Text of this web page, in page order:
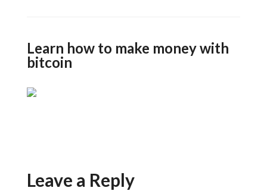
Learn how to make money with
bitcoin
Leave a Reply